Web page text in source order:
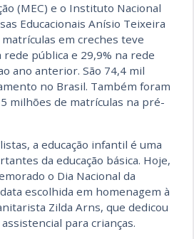
(MEC) e o Instituto Nacional
Educacionais Anísio Teixeira
em creches teve
pública e 29,9% na rede
ano anterior. São 74,4 mil
no Brasil. Também foram
milhões de matrículas na pré-
a educação infantil é uma
da educação básica. Hoje,
o Dia Nacional da
escolhida em homenagem à
Zilda Arns, que dedicou
para crianças.